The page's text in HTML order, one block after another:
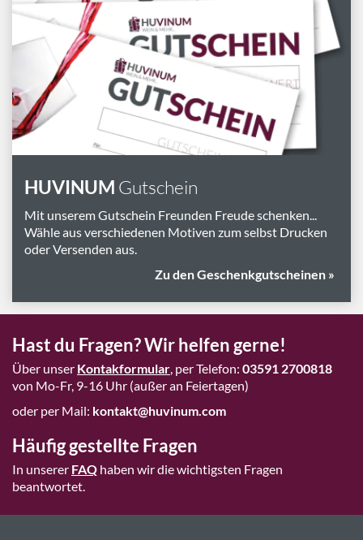
Spirituosen-Pakete
Geschenk-Pakete
Spirituosen
Marken
Inspiration
Wissenswelt
Schlagworte
HUVINUM Gutschein
Mit unserem Gutschein Freunden Freude schenken...
Wähle aus verschiedenen Motiven zum selbst Drucken
oder Versenden aus.
Zu den Geschenkgutscheinen »
Hast du Fragen? Wir helfen gerne!
Über unser Kontakformular, per Telefon: 03591 2700818
von Mo-Fr, 9-16 Uhr (außer an Feiertagen)
oder per Mail: kontakt@huvinum.com
Häufig gestellte Fragen
In unserer FAQ haben wir die wichtigsten Fragen
beantwortet.